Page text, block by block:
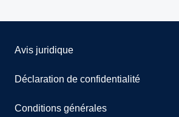
Avis juridique
Déclaration de confidentialité
Conditions générales